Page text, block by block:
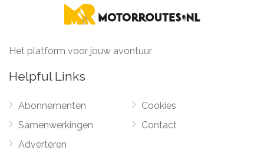
Het platform voor jouw avontuur
Helpful Links
Abonnementen
Samenwerkingen
Adverteren
Cookies
Contact